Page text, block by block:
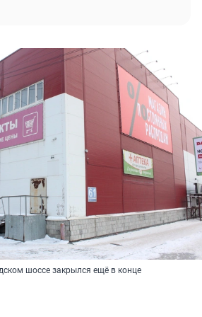
шоссе закрылся ещё в конце